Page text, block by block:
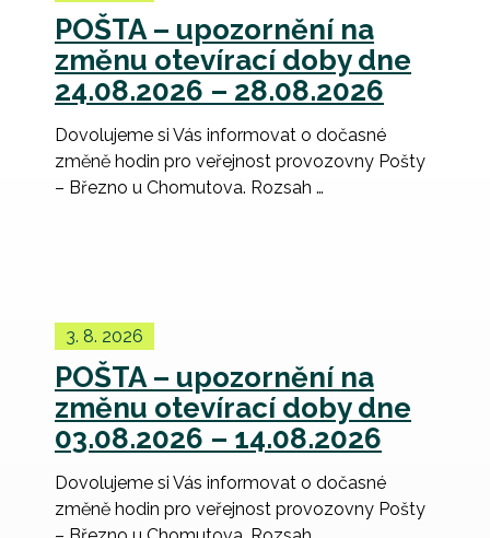
POŠTA – upozornění na
změnu otevírací doby dne
24.08.2026 – 28.08.2026
Dovolujeme si Vás informovat o dočasné
změně hodin pro veřejnost provozovny Pošty
– Březno u Chomutova. Rozsah …
3. 8. 2026
POŠTA – upozornění na
změnu otevírací doby dne
03.08.2026 – 14.08.2026
Dovolujeme si Vás informovat o dočasné
změně hodin pro veřejnost provozovny Pošty